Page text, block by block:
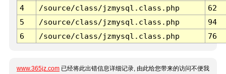
4
/source/class/jzmysql.class.php
62
5
/source/class/jzmysql.class.php
94
6
/source/class/jzmysql.class.php 76
www.365jz.com 已经将此出错信息详细记录, 由此给您带来的访问不便我